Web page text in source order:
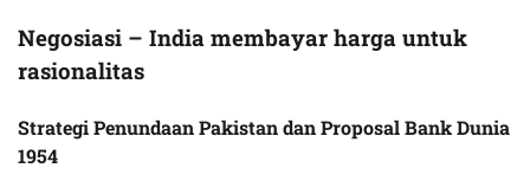
Negosiasi – India membayar harga untuk
rasionalitas
Strategi Penundaan Pakistan dan Proposal Bank Dunia
1954